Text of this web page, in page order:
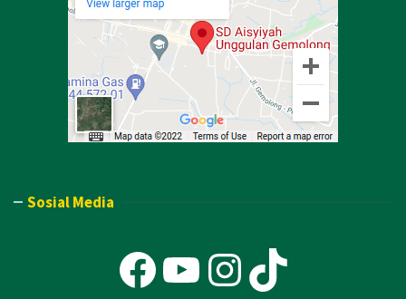
Sosial Media
Facebook
YouTube
TikTok